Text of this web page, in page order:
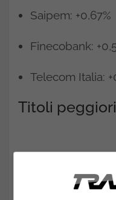
Saipem: +0,67%
Finecobank:
Telecom Italia:
Titoli